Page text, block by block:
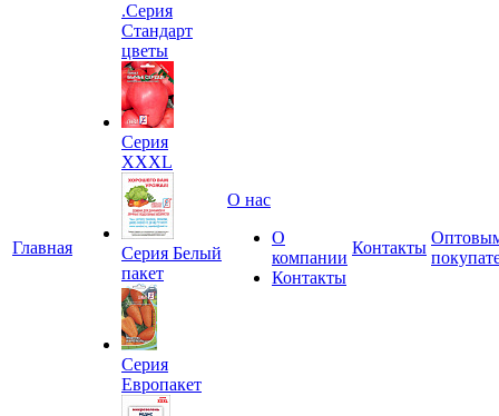
Главная
.Серия
Стандарт
цветы
Серия
XXXL
Серия Белый
пакет
Серия
Европакет
О нас
О
компании
Контакты
Контакты